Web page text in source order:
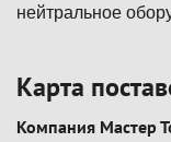
нейтральное
Карта
Компания Мастер